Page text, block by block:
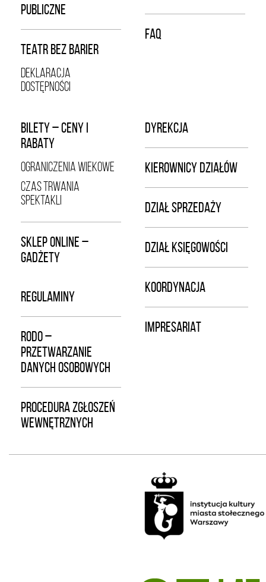
PUBLICZNE
TEATR BEZ BARIER
DEKLARACJA
DOSTĘPNOŚCI
FAQ
BILETY – CENY I
RABATY
OGRANICZENIA WIEKOWE
CZAS TRWANIA
SPEKTAKLI
SKLEP ONLINE –
GADŻETY
REGULAMINY
RODO –
PRZETWARZANIE
DANYCH OSOBOWYCH
PROCEDURA ZGŁOSZEŃ
WEWNĘTRZNYCH
DYREKCJA
KIEROWNICY DZIAŁÓW
DZIAŁ SPRZEDAŻY
DZIAŁ KSIĘGOWOŚCI
KOORDYNACJA
IMPRESARIAT